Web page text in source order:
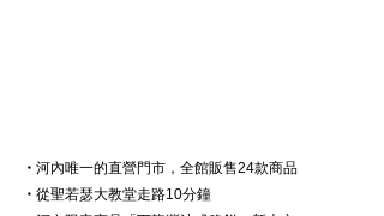
・ 河內唯一的直營門市，全館販售24款商品
・ 從聖若瑟大教堂走路10分鐘